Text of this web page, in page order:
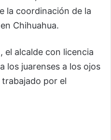
la coordinación de la
Chihuahua.
el alcalde con licencia
los juarenses a los ojos
por el